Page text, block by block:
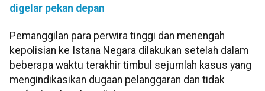
digelar pekan depan
Pemanggilan para perwira tinggi dan menengah
kepolisian ke Istana Negara dilakukan setelah dalam
beberapa waktu terakhir timbul sejumlah kasus yang
mengindikasikan dugaan pelanggaran dan tidak